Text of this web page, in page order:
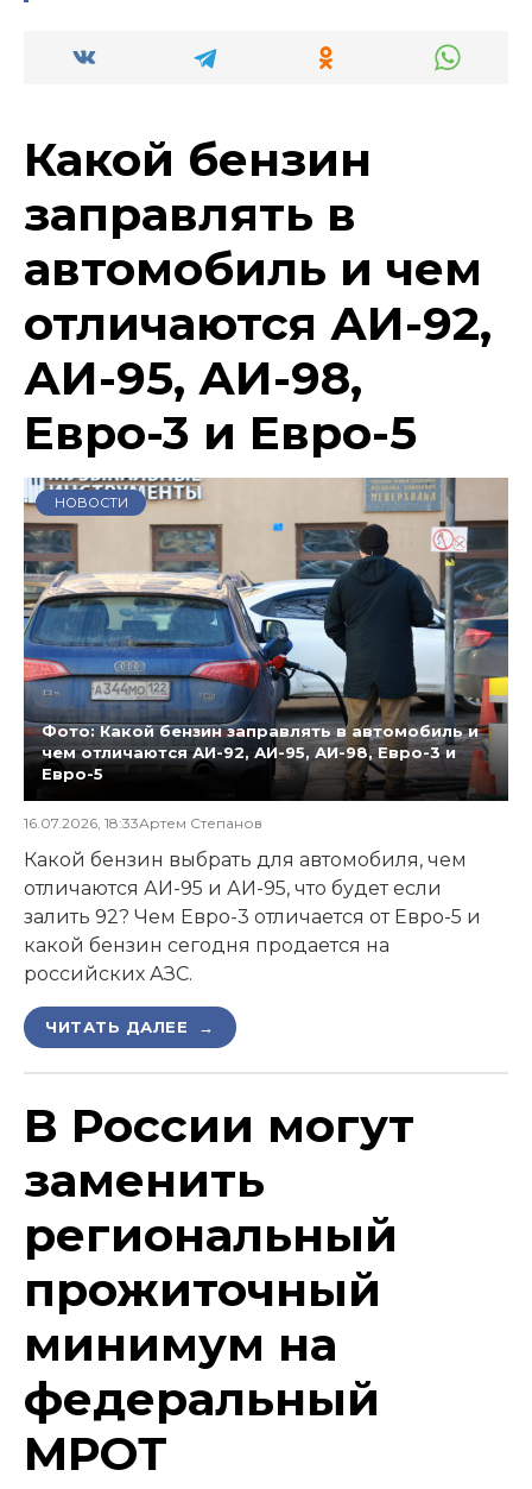
Какой бензин
заправлять в
автомобиль и чем
отличаются АИ-92,
АИ-95, АИ-98,
Евро-3 и Евро-5
НОВОСТИ
Фото: Какой бензин заправлять в автомобиль и
чем отличаются АИ-92, АИ-95, АИ-98, Евро-3 и
Евро-5
16.07.2026, 18:33Артем Степанов
Какой бензин выбрать для автомобиля, чем
отличаются АИ-95 и АИ-95, что будет если
залить 92? Чем Евро-3 отличается от Евро-5 и
какой бензин сегодня продается на
российских АЗС.
ЧИТАТЬ ДАЛЕЕ →
В России могут
заменить
региональный
прожиточный
минимум на
федеральный
МРОТ